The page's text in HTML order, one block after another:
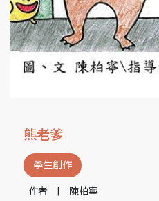
熊老爹
學生創作
作者
陳柏寧